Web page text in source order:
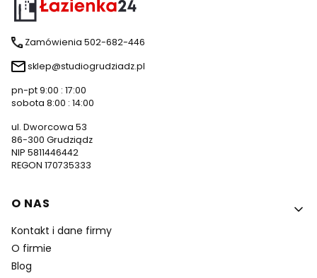
Zamówienia 502-682-446
sklep@studiogrudziadz.pl
pn-pt 9:00 : 17:00
sobota 8:00 : 14:00
ul. Dworcowa 53
86-300 Grudziądz
NIP 5811446442
REGON 170735333
Linki w stopce
O NAS
Kontakt i dane firmy
O firmie
Blog